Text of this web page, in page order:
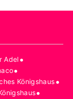
Adel•
•
Königshaus•
•